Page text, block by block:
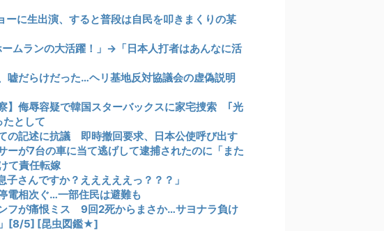
ーに生出演、すると普段は自民を叩きまくりの某
ムランの大活躍！」→「日本人打者はあんなに活
嘘だらけだった…ヘリ基地反対協議会の虚偽説明
侮辱容疑で韓国スターバックスに家宅捜索 ｢光
として
の記述に抗議 即時撤回要求、日本公使呼び出す
ーが7台の車に当て逃げして逮捕されたのに「また
て責任転嫁
さんですか？えええええっ？？？」
電相次ぐ…一部住民は避難も
ンフが痛恨ミス 9回2死からまさか…サヨナラ負け
」[8/5] [昆虫図鑑★]